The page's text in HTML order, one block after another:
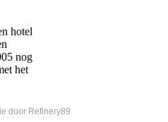
hotel
nog
het
door Refinery89